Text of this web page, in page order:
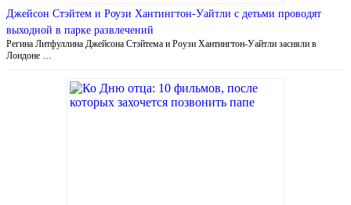
Джейсон Стэйтем и Роузи Хантингтон-Уайтли с детьми проводят
выходной в парке развлечений
Регина Литфуллина Джейсона Стэйтема и Роузи Хантингтон-Уайтли засняли в
Лондоне …